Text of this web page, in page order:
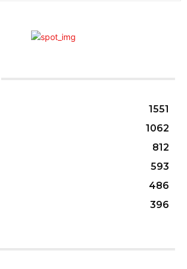
1551
1062
812
593
486
396